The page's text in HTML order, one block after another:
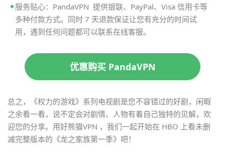
服务贴心：PandaVPN 提供银联、PayPal、Visa 信用卡等
多种付款方式。同时 7 天退款保证让您有充分的时间试
用，遇到任何问题都可以联系在线客服。
优惠购买 PandaVPN
总之，《权力的游戏》系列电视剧是您不容错过的好剧，闲暇
之余看一看，说不定会对剧情、人物有着自己独特的见解，欢
迎您的分享。用好熊猫VPN ，我们一起开始在 HBO 上看未删
减完整版本的《龙之家族第一季》吧！